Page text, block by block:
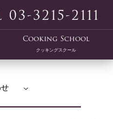
3215-2111
Cooking School
クッキングスクール